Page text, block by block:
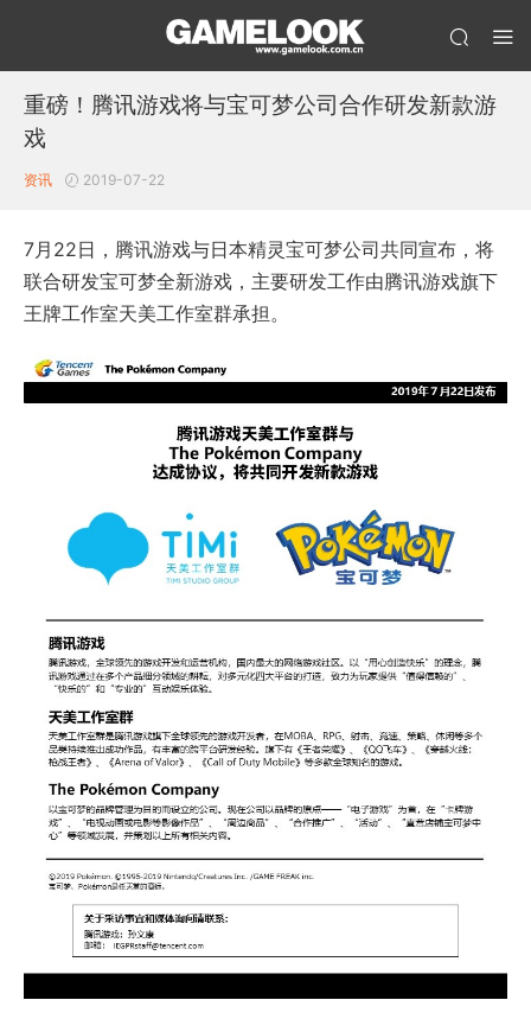
重磅！腾讯游戏将与宝可梦公司合作研发新款游
戏
资讯 2019-07-22
7月22日，腾讯游戏与日本精灵宝可梦公司共同宣布，将
联合研发宝可梦全新游戏，主要研发工作由腾讯游戏旗下
王牌工作室天美工作室群承担。